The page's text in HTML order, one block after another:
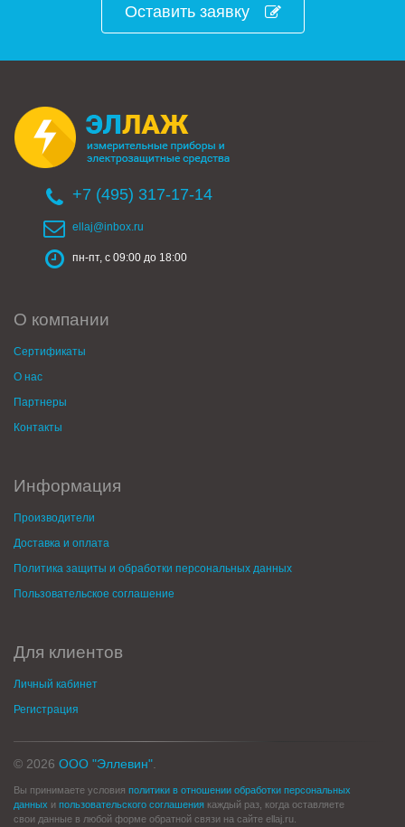
Оставить заявку
+7 (495) 317-17-14
ellaj@inbox.ru
пн-пт, с 09:00 до 18:00
О компании
Сертификаты
О нас
Партнеры
Контакты
Информация
Производители
Доставка и оплата
Политика защиты и обработки персональных данных
Пользовательское соглашение
Для клиентов
Личный кабинет
Регистрация
© 2026 ООО "Эллевин"
Вы принимаете условия политики в отношении обработки персональных
данных и пользовательского соглашения каждый раз, когда оставляете
свои данные в любой форме обратной связи на сайте ellaj.ru.